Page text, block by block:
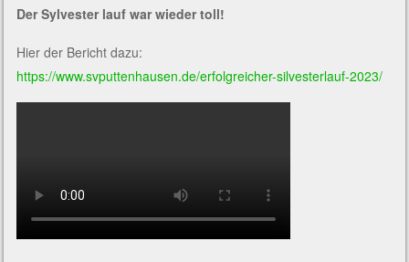
Der Sylvester lauf war wieder toll!
Hier der Bericht dazu:
https://www.svputtenhausen.de/erfolgreicher-silvesterlauf-2023/